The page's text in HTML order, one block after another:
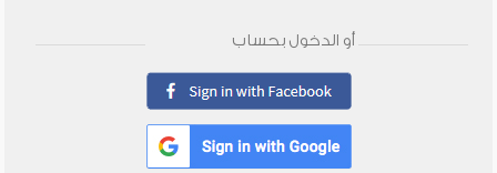
أو الدخول بحساب